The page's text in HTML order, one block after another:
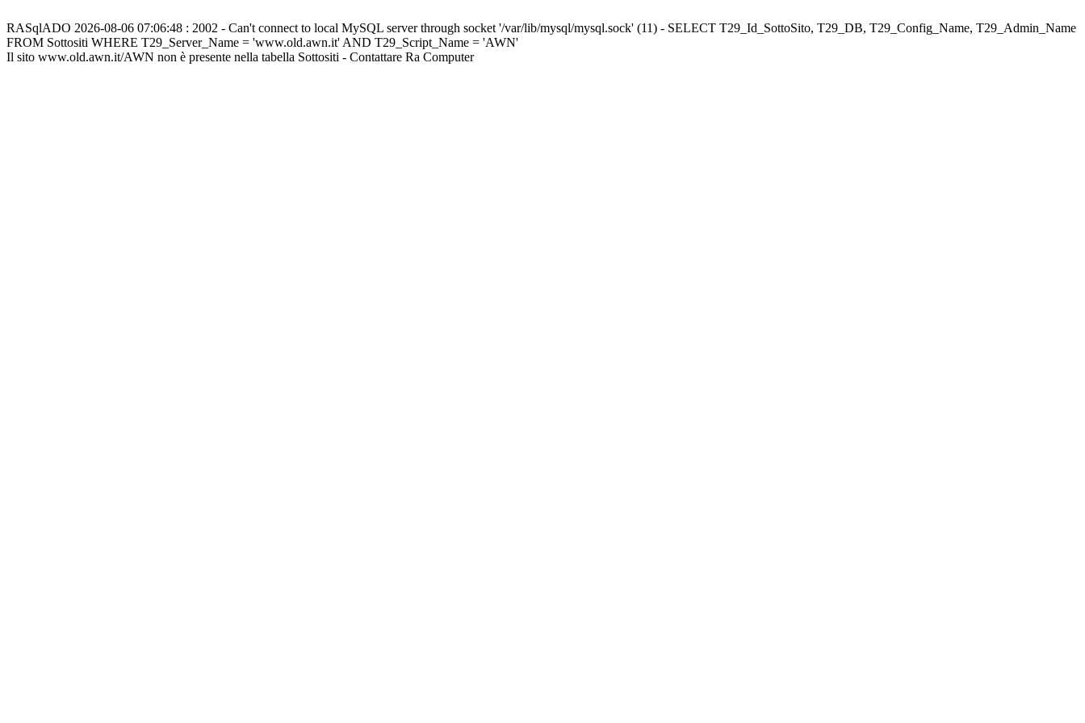
RASqlADO 2026-08-06 07:06:48 : 2002 - Can't connect to local MySQL server through socket '/var/lib/mysql/mysql.sock' (11) - SELECT T29_Id_SottoSito, T29_DB, T29_Config_Name, T29_Admin_Name
FROM Sottositi WHERE T29_Server_Name = 'www.old.awn.it' AND T29_Script_Name = 'AWN'
Il sito www.old.awn.it/AWN non è presente nella tabella Sottositi - Contattare Ra Computer